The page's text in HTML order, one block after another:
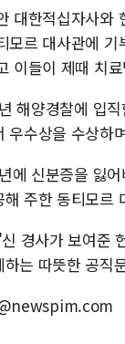
대한적십자사와
모르 대사관에
이들이 제때 치
해양경찰에 입
우수상을 수상하
에 신분증을 잃
주한 동티모르
경사가 보여준
하는 따뜻한 공직